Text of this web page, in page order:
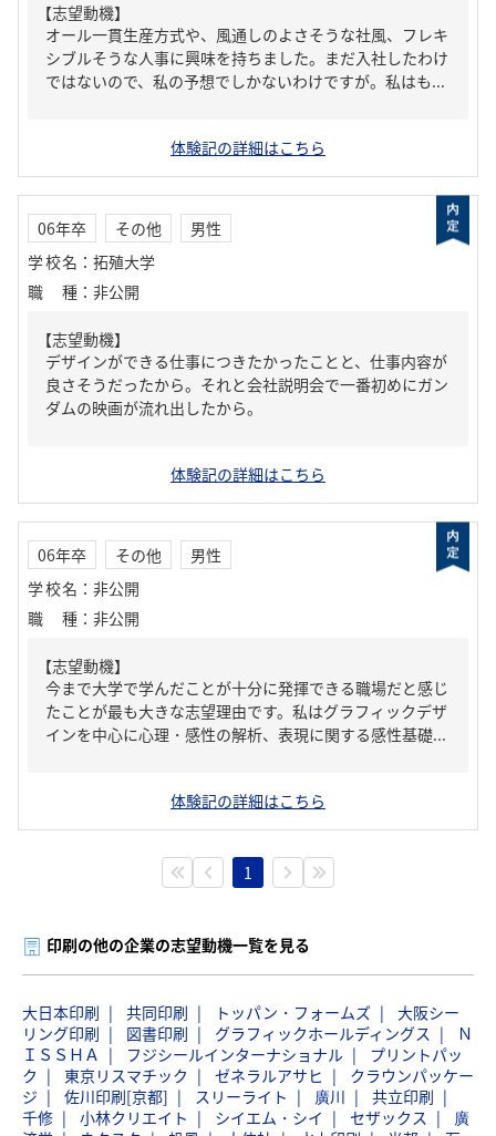
【志望動機】
オール一貫生産方式や、風通しのよさそうな社風、フレキ
シブルそうな人事に興味を持ちました。まだ入社したわけ
ではないので、私の予想でしかないわけですが。私はも...
体験記の詳細はこちら
06年卒 その他
男性
学校名 ： 拓殖大学
職種 ： 非公開
【志望動機】
デザインができる仕事につきたかったことと、仕事内容が
良さそうだったから。それと会社説明会で一番初めにガン
ダムの映画が流れ出したから。
体験記の詳細はこちら
06年卒 その他
男性
学校名 ： 非公開
職種 ： 非公開
【志望動機】
今まで大学で学んだことが十分に発揮できる職場だと感じ
たことが最も大きな志望理由です。私はグラフィックデザ
インを中心に心理・感性の解析、表現に関する感性基礎...
体験記の詳細はこちら
1
印刷の他の企業の志望動機一覧を見る
大日本印刷 共同印刷 トッパン・フォームズ
大阪シー
リング印刷
図書印刷 グラフィックホールディングス
Ｎ
ＩＳＳＨＡ
フジシールインターナショナル
プリントパッ
ク
東京リスマチック ゼネラルアサヒ
クラウンパッケー
ジ
佐川印刷[京都] スリーライト 廣川
共立印刷
千修
小林クリエイト シイエム・シイ セザックス
廣